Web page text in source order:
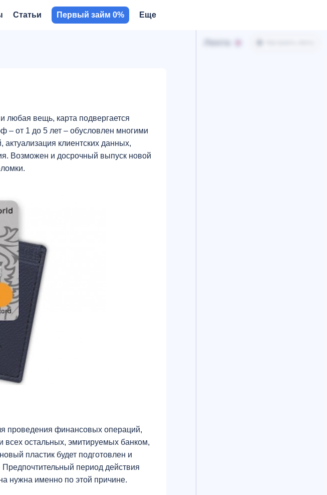
Статьи Первый займ 0% Еще
любая вещь, карта подвергается
– от 1 до 5 лет – обусловлен многими
клиентских данных,
Возможен и досрочный выпуск новой
проведения финансовых операций,
всех остальных, эмитируемых банком,
пластик будет подготовлен и
Предпочтительный период действия
нужна именно по этой причине.
Лента